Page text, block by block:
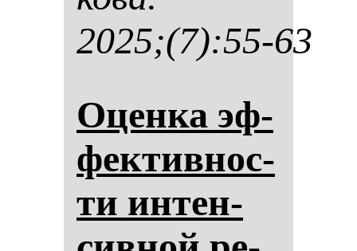
2025;(7):55-63
Оцен­ка эф­
фек­тив­нос­
ти ин­тен­